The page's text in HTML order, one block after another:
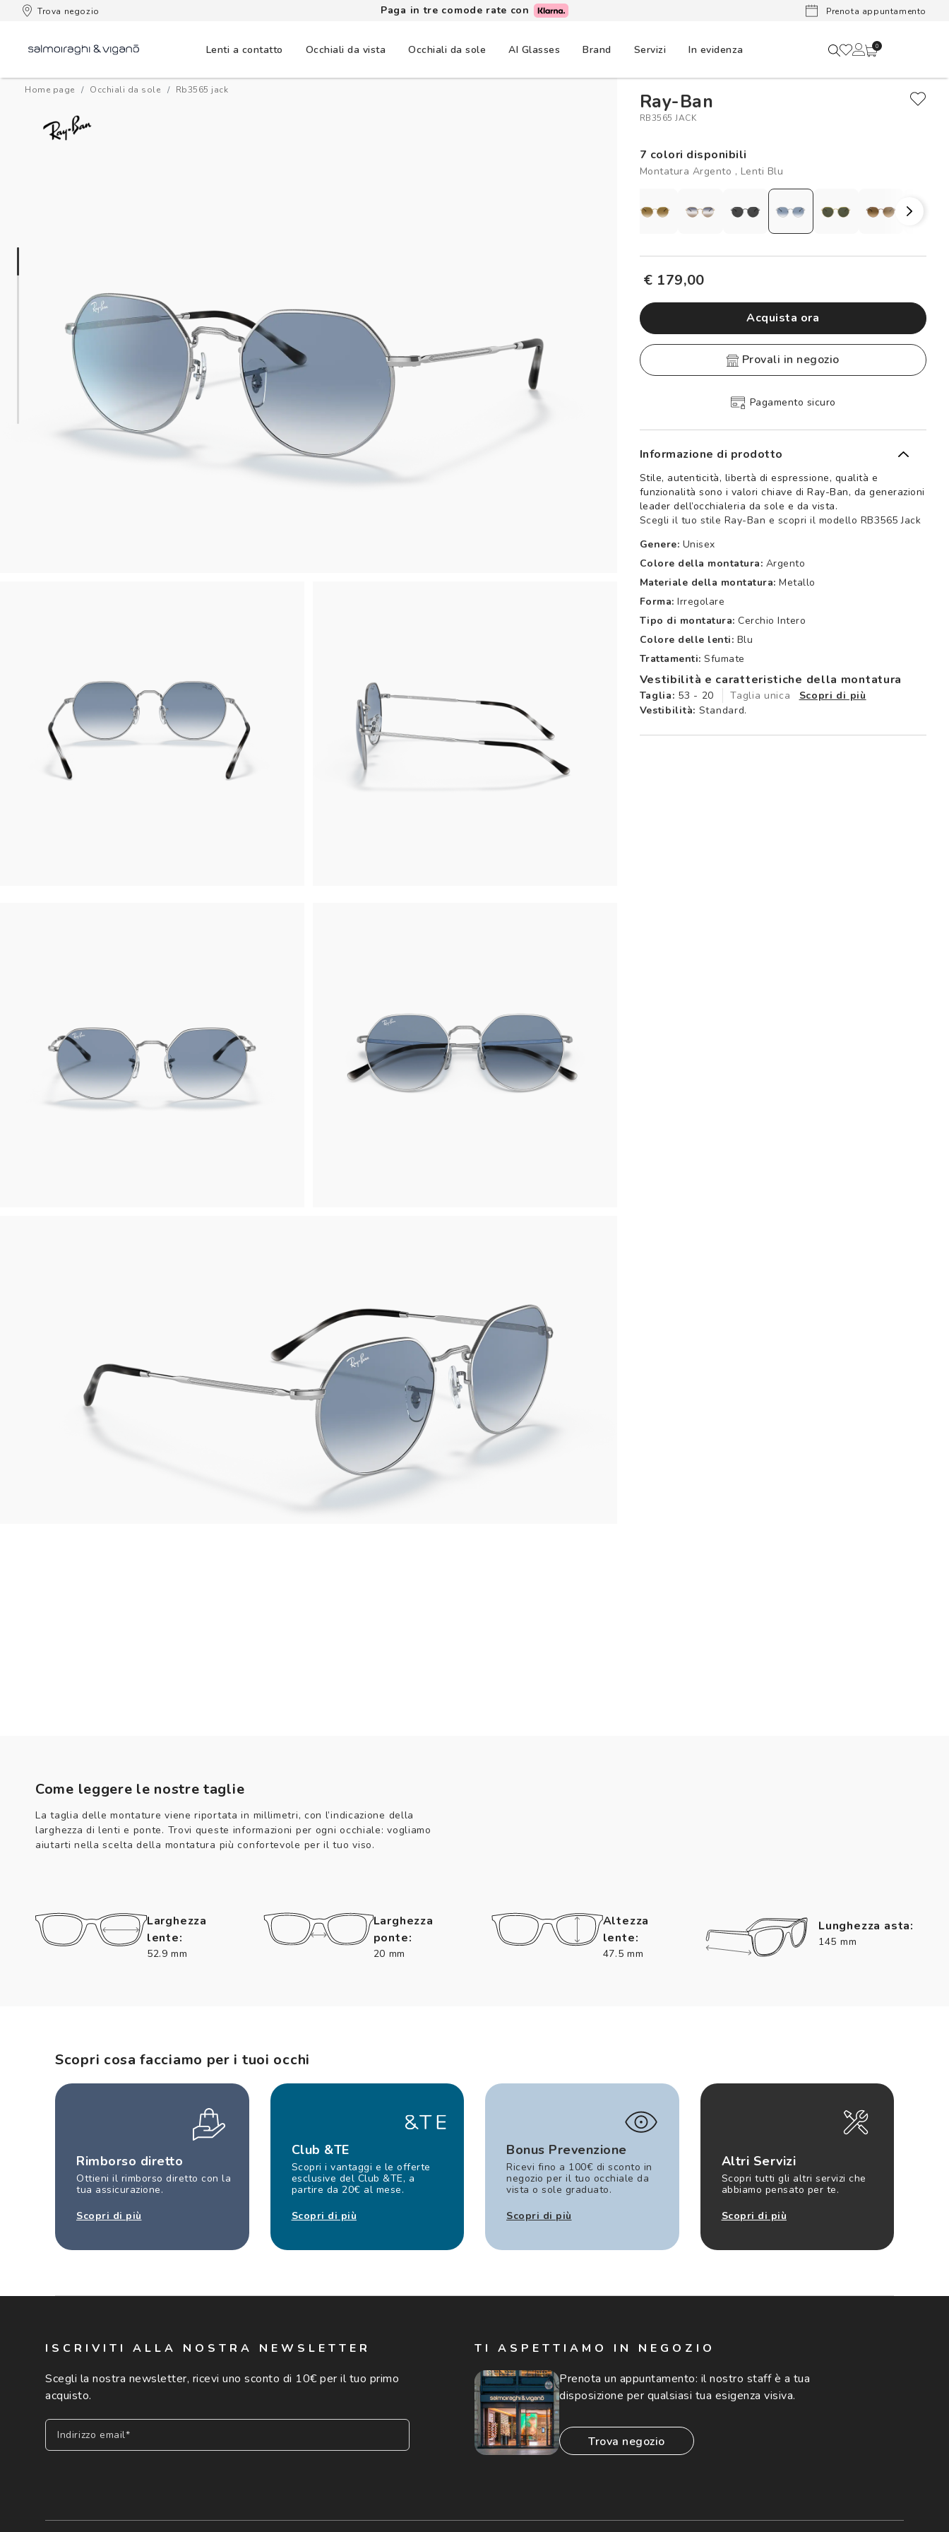
Trova negozio Paga in tre comode rate con Lenti a
Prenota appuntamento
Lenti a contatto Occhiali da vista Occhiali da sole AI Glasses Brand Servizi In evidenza 0
Home page Occhiali da sole rb3565 jack Ray-Ban
RB3565 JACK
7 colori disponibili
Montatura Argento , Lenti Blu
€ 179,00
Acquista ora
provali in negozio
Spedizione sicura e gratuita, senza spesa minima Ritiro in negozio disponibile Pagamento sicuro
Informazione di prodotto
Stile, autenticità, libertà di espressione, qualità e
funzionalità sono i valori chiave di Ray-Ban, da generazioni
leader dell’occhialeria da sole e da vista.
Scegli il tuo stile Ray-Ban e scopri il modello RB3565 Jack
Genere: Unisex
Colore della montatura: Argento
Materiale della montatura: Metallo
Forma: Irregolare
Tipo di montatura: Cerchio Intero
Colore delle lenti: Blu
Trattamenti: Sfumate
Vestibilità e caratteristiche della montatura
Taglia: 53 - 20 Taglia unica
Scopri di più
Vestibilità: Standard.
Come leggere le nostre taglie
La taglia delle montature viene riportata in millimetri, con l’indicazione della
larghezza di lenti e ponte. Trovi queste informazioni per ogni occhiale: vogliamo
aiutarti nella scelta della montatura più confortevole per il tuo viso.
Larghezza
lente:
52.9 mm
Larghezza
ponte:
20 mm
Altezza
lente:
47.5 mm
Lunghezza asta:
145 mm
Scopri cosa facciamo per i tuoi occhi
Rimborso diretto
Ottieni il rimborso diretto con la
tua assicurazione.
Scopri di più
Club &TE
Scopri i vantaggi e le offerte
esclusive del Club &TE, a
partire da 20€ al mese.
Scopri di più
Bonus Prevenzione
Ricevi fino a 100€ di sconto in
negozio per il tuo occhiale da
vista o sole graduato.
Scopri di più
Altri Servizi
Scopri tutti gli altri servizi che
abbiamo pensato per te.
Scopri di più
ISCRIVITI ALLA NOSTRA NEWSLETTER
Scegli la nostra newsletter, ricevi uno sconto di 10€ per il tuo primo
acquisto.
Indirizzo email*
TI ASPETTIAMO IN NEGOZIO
Prenota un appuntamento: il nostro staff è a tua
disposizione per qualsiasi tua esigenza visiva.
trova negozio